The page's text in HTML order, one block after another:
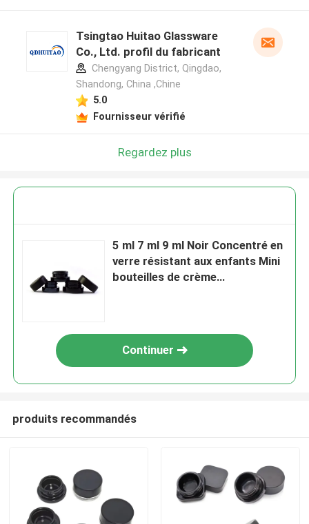
Tsingtao Huitao Glassware
Co., Ltd. profil du fabricant
Chengyang District, Qingdao,
Shandong, China ,Chine
5.0
Fournisseur vérifié
Regardez plus
5 ml 7 ml 9 ml Noir Concentré en
verre résistant aux enfants Mini
bouteilles de crème
Continuer
produits recommandés